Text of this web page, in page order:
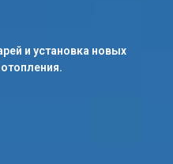
и установка новых